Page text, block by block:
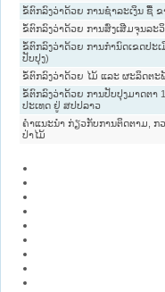
ຂໍ້ຕົກລົງວ່າດ້ວຍ ການຊຳລະເງິນ ຊື້
ຂໍ້ຕົກລົງວ່າດ້ວຍ ການສົ່ງເສີມຈຸນລ
ຂໍ້ຕົກລົງວ່າດ້ວຍ ການກຳນົດເຂດປະ
ປັບປຸງ)
ຂໍ້ຕົກລົງວ່າດ້ວຍ ໄມ້ ແລະ ຜະລິດຕະ
ຂໍ້ຕົກລົງວ່າດ້ວຍ ການປັບປຸງມາດຕາ
ປະເທດ ຢູ່ ສປປລາວ
ຄຳແນະນຳ ກ່ຽວກັບການຕິດຕາມ, ກ
ປ່າໄມ້